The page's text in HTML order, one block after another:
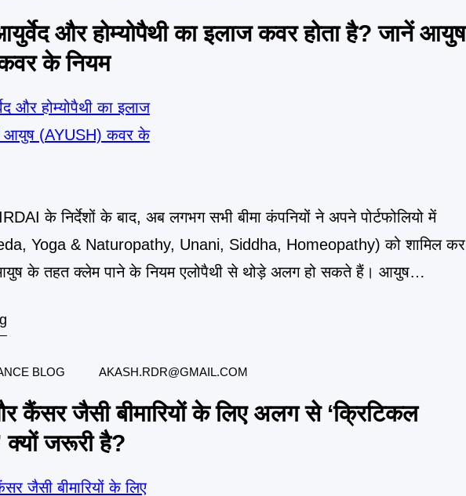
और होम्योपैथी का इलाज कवर होता है? जानें आयुष
के नियम
के निर्देशों के बाद, अब लगभग सभी बीमा कंपनियों ने अपने पोर्टफोलियो में
Yoga & Naturopathy, Unani, Siddha, Homeopathy) को शामिल कर
के तहत क्लेम पाने के नियम एलोपैथी से थोड़े अलग हो सकते हैं। आयुष
BLOG AKASH.RDR@GMAIL.COM
कैंसर जैसी बीमारियों के लिए अलग से ‘क्रिटिकल
जरूरी है?